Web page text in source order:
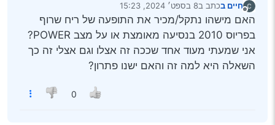
חיים בכתב ב8 בספט׳ 2024, 15:23
נערך לאחרונה על ידי
האם מישהו נתקל/מכיר את התופעה של ריח שרוף
בפריוס 2010 בנסיעה מאומצת או על מצב POWER?
אני שמעתי מעוד אחד שככה זה אצלו וגם אצלי זה כך
השאלה היא למה זה והאם ישנו פתרון?
0